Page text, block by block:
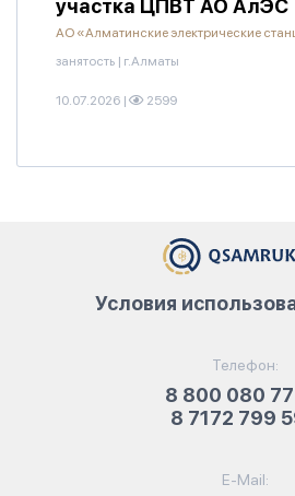
участка ЦПВТ АО АлЭС
АО «Алматинские электрические
занятость | г.Алматы
10.07.2026 | 2599
Телефон:
8 800 080
8 7172 799
E-Mail:
Условия